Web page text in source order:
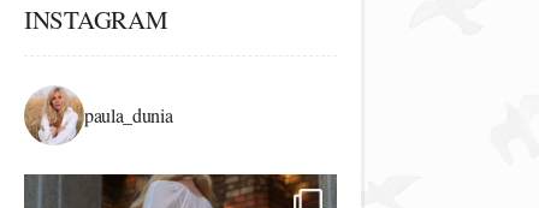
INSTAGRAM
paula_dunia